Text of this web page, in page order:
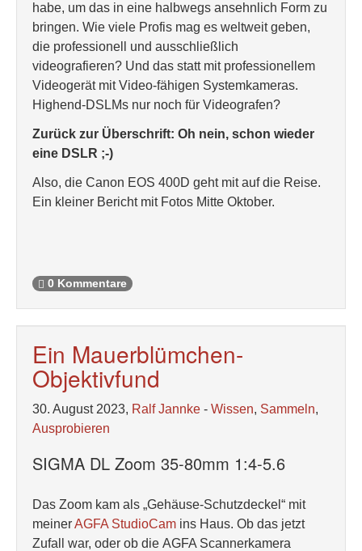
habe, um das in eine halbwegs ansehnlich Form zu
bringen. Wie viele Profis mag es weltweit geben,
die professionell und ausschließlich
videografieren? Und das statt mit professionellem
Videogerät mit Video-fähigen Systemkameras.
Highend-DSLMs nur noch für Videografen?
Zurück zur Überschrift: Oh nein, schon wieder
eine DSLR ;-)
Also, die Canon EOS 400D geht mit auf die Reise.
Ein kleiner Bericht mit Fotos Mitte Oktober.
0 Kommentare
Ein Mauerblümchen-
Objektivfund
30. August 2023, Ralf Jannke - Wissen, Sammeln,
Ausprobieren
SIGMA DL Zoom 35-80mm 1:4-5.6
Das Zoom kam als „Gehäuse-Schutzdeckel“ mit
meinerAGFA StudioCam ins Haus. Ob das jetzt
Zufall war, oder ob die AGFA Scannerkamera